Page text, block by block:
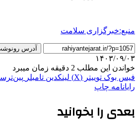
منبع:خبرگزاری سلامت
آدرس
۱۴۰۳/۰۹/۰۳
خواندن این مطلب 2 دقیقه زمان میبرد
فیس بوک توییتر (X) لینکدین ‫تامبلر
رایانامه چاپ
بعدی را بخوانید